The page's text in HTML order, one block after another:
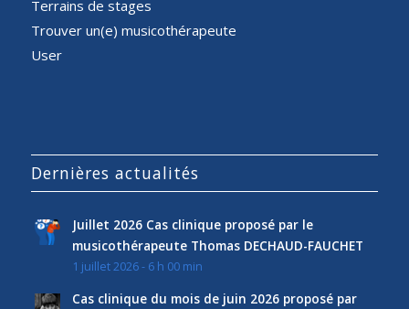
Terrains de stages
Trouver un(e) musicothérapeute
User
Dernières actualités
Juillet 2026 Cas clinique proposé par le
musicothérapeute Thomas DECHAUD-FAUCHET
1 juillet 2026 - 6 h 00 min
Cas clinique du mois de juin 2026 proposé par